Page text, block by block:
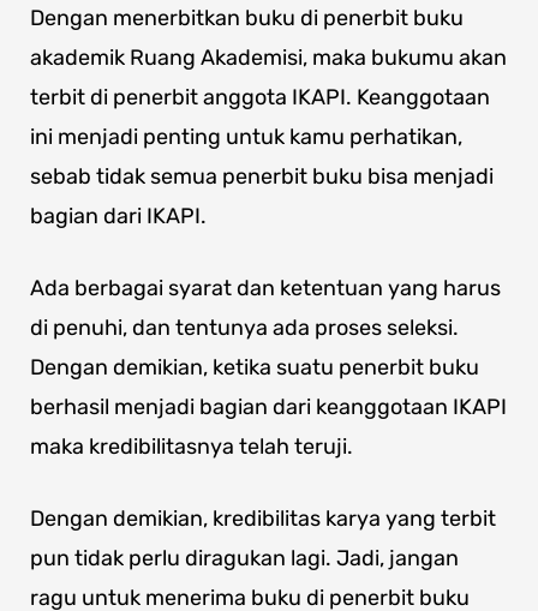
Dengan menerbitkan buku di penerbit buku
akademik Ruang Akademisi, maka bukumu akan
terbit di penerbit anggota IKAPI. Keanggotaan
ini menjadi penting untuk kamu perhatikan,
sebab tidak semua penerbit buku bisa menjadi
bagian dari IKAPI.
Ada berbagai syarat dan ketentuan yang harus
di penuhi, dan tentunya ada proses seleksi.
Dengan demikian, ketika suatu penerbit buku
berhasil menjadi bagian dari keanggotaan IKAPI
maka kredibilitasnya telah teruji.
Dengan demikian, kredibilitas karya yang terbit
pun tidak perlu diragukan lagi. Jadi, jangan
ragu untuk menerima buku di penerbit buku